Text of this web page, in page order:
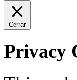
Cerrar
Privacy